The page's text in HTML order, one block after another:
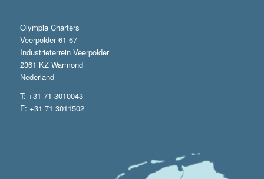
Olympia Charters
Veerpolder 61-67
Industrieterrein Veerpolder
2361 KZ Warmond
Nederland
T: +31 71 3010043
F: +31 71 3011502